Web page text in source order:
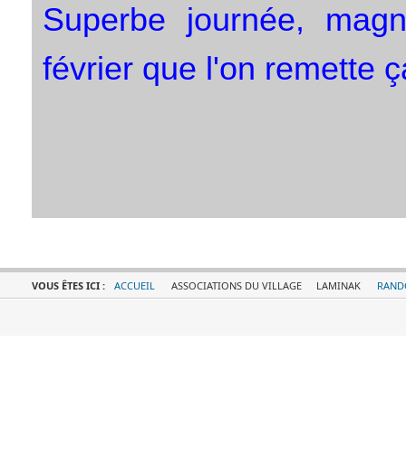
Superbe journée,
février que l'on remette
VOUS ÊTES ICI : ACCUEIL ASSOCIATIONS DU VILLAGE LAMINAK